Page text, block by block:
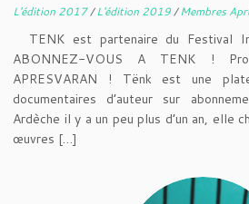
L'édition 2017/L'édition 2019/Membres
TENK est partenaire du Festival
ABONNEZ-VOUS A TENK !
APRESVARAN ! Tënk est une
documentaires d’auteur sur
Ardèche il y a un peu plus d’un an, elle
œuvres […]